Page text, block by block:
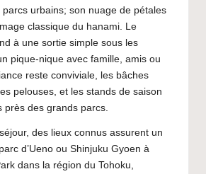
urbains; son nuage de pétales
classique du hanami. Le
à une sortie simple sous les
pique-nique avec famille, amis ou
reste conviviale, les bâches
pelouses, et les stands de saison
près des grands parcs.
des lieux connus assurent un
d’Ueno ou Shinjuku Gyoen à
dans la région du Tohoku,